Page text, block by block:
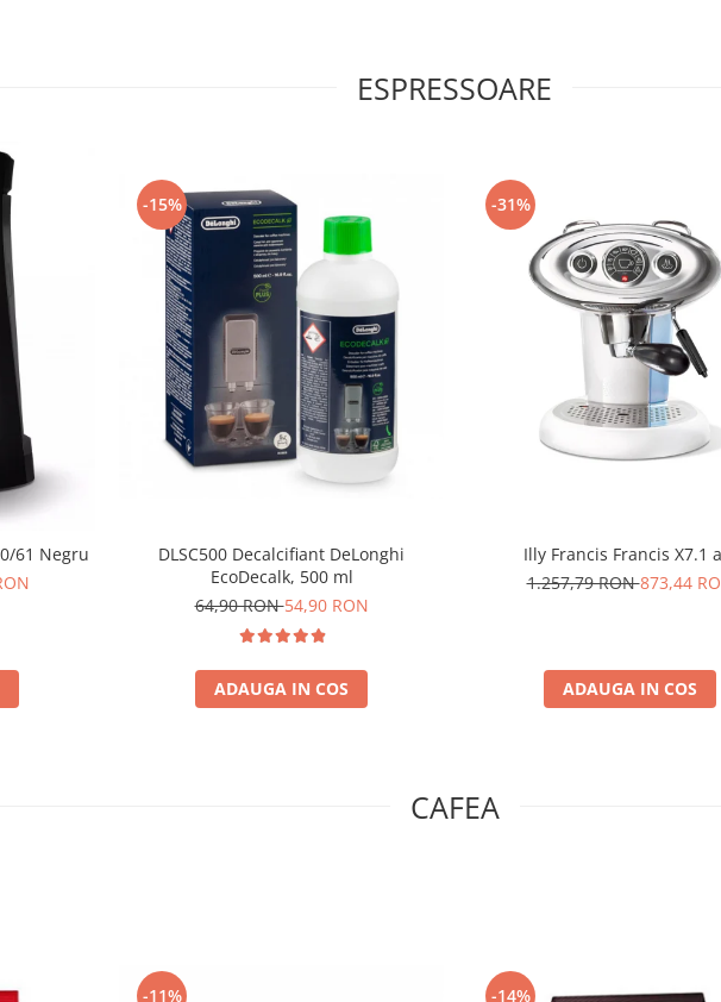
ESPRESSOARE
61 Negru
-15%
DLSC500 Decalcifiant DeLonghi
EcoDecalk, 500 ml
64,90 RON54,90 RON
ADAUGA IN COS
-31%
Illy Francis Francis X7.1
1.257,79 RON873,44
ADAUGA IN COS
CAFEA
-11% -14%